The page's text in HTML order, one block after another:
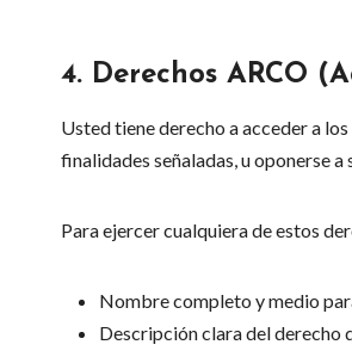
4. Derechos ARCO
Usted tiene derecho a acceder a
finalidades señaladas, u oponerse a
Para ejercer cualquiera de estos
Nombre completo y medio
Descripción clara del derecho